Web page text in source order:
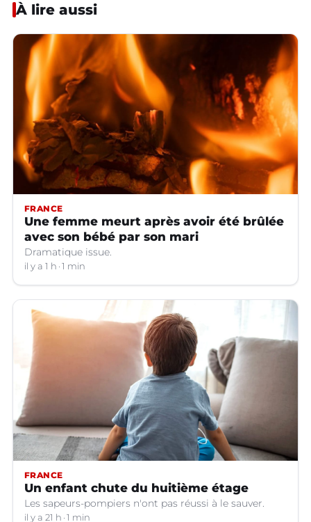
À lire aussi
FRANCE
Une femme meurt après avoir été brûlée
avec son bébé par son mari
Dramatique issue.
il y a 1 h 1 min
FRANCE
Un enfant chute du huitième étage
Les sapeurs-pompiers n'ont pas réussi à le sauver.
il y a 21 h 1 min